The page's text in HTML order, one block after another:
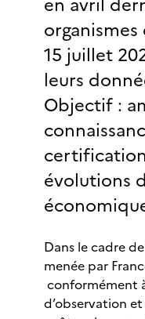
organismes
15 juillet
leurs
Objectif :
évolutions
Dans le cadre
menée par
conformément
d’observation